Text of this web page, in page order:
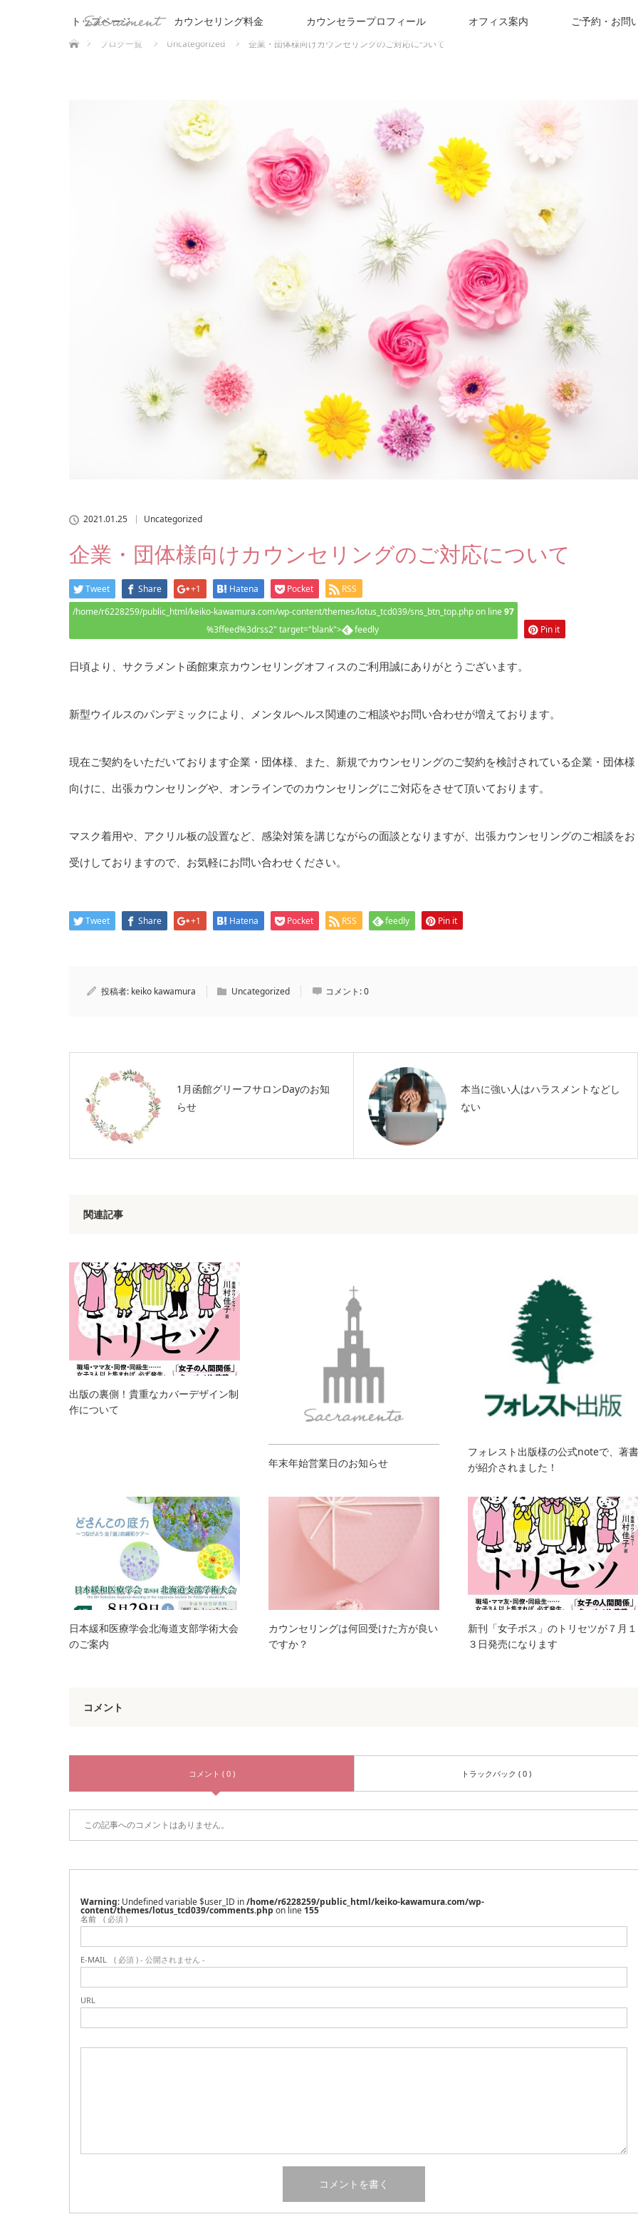
トップページ カウンセリング料金 カウンセラープロフィール オフィス案内 ご予約・お問
ホーム
ブログ一覧
Uncategorized 企業・団体様向けカウンセリングのご対応について
2021.01.25 Uncategorized
企業・団体様向けカウンセリングのご対応について
Tweet Share +1 Hatena Pocket
RSS
/home/r6228259/public_html/keiko-kawamura.com/wp-content/themes/lotus_tcd039/sns_btn_top.php on line97
%3ffeed%3drss2" target="blank">
feedly Pin it
日頃より、サクラメント函館東京カウンセリングオフィスのご利用誠にありがとうございます。
新型ウイルスのパンデミックにより、メンタルヘルス関連のご相談やお問い合わせが増えております。
現在ご契約をいただいております企業・団体様、また、新規でカウンセリングのご契約を検討されている企業・団体様
向けに、出張カウンセリングや、オンラインでのカウンセリングにご対応をさせて頂いております。
マスク着用や、アクリル板の設置など、感染対策を講じながらの面談となりますが、出張カウンセリングのご相談をお
受けしておりますので、お気軽にお問い合わせください。
Tweet Share +1 Hatena Pocket RSS feedly Pin it
投稿者: keiko kawamura Uncategorized コメント:0
1月函館グリーフサロンDayのお知
らせ
本当に強い人はハラスメントなどし
ない
関連記事
出版の裏側！貴重なカバーデザイン制
作について
年末年始営業日のお知らせ
フォレスト出版様の公式noteで、著書
が紹介されました！‬
日本緩和医療学会北海道支部学術大会
のご案内
カウンセリングは何回受けた方が良い
ですか？
新刊「女子ボス」のトリセツが７月１
３日発売になります
コメント
コメント ( 0 ) トラックバック ( 0 )
この記事へのコメントはありません。
Warning : Undefined variable $user_ID in/home/r6228259/public_html/keiko-kawamura.com/wp-
content/themes/lotus_tcd039/comments.php on line 155
名前 ( 必須 )
E-MAIL ( 必須 ) - 公開されません -
URL